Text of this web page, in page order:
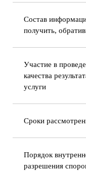
Состав
получить,
Участие в
качества
услуги
Сроки
Порядок
разрешения